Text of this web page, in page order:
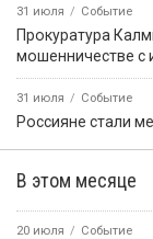
31 июля Событие
Прокуратура
мошенничестве с
31 июля Событие
Россияне стали
В этом месяце
20 июля Событие